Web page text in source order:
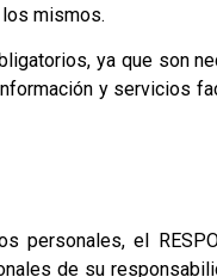
mismos.
ya que son
y servicios
el
de su